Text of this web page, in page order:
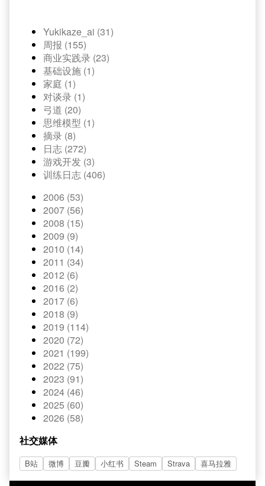
Yukikaze_ai (31)
周报 (155)
商业实践录 (23)
基础设施 (1)
家庭 (1)
对谈录 (1)
弓道 (20)
思维模型 (1)
摘录 (8)
日志 (272)
游戏开发 (3)
训练日志 (406)
2006 (53)
2007 (56)
2008 (15)
2009 (9)
2010 (14)
2011 (34)
2012 (6)
2016 (2)
2017 (6)
2018 (9)
2019 (114)
2020 (72)
2021 (199)
2022 (75)
2023 (91)
2024 (46)
2025 (60)
2026 (58)
社交媒体
B站 微博 豆瓣 小红书 Steam Strava 喜马拉雅